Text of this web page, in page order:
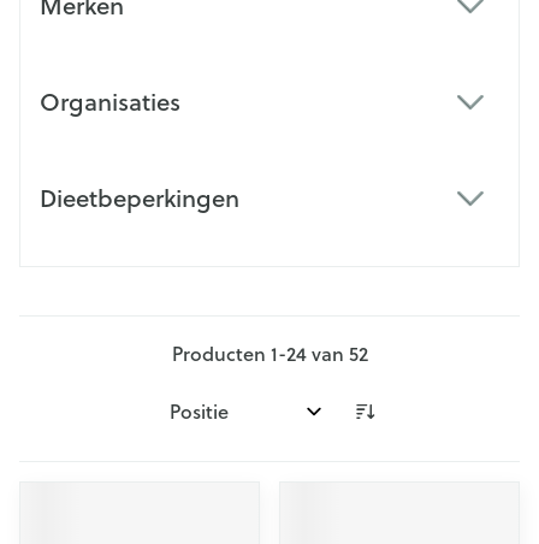
Organisaties
Dieetbeperkingen
Producten 1-24van 52
Sorteer op: